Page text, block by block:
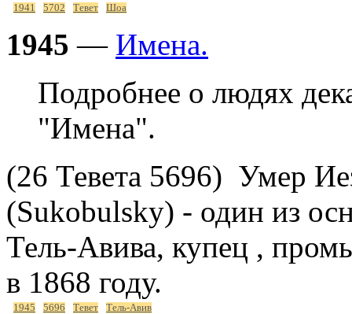
1941 5702 Тевет Шоа
1945 — Имена.
Подробнее о людях
"Имена".
(26 Тевета 5696) Умер
(Sukobulsky) - один из
Тель-Авива, купец ,
в 1868 году.
1945 5696 Тевет Тель-Авив